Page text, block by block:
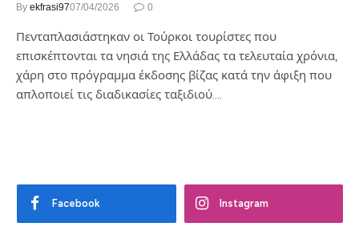
By ekfrasi9707/04/2026 0
Πενταπλασιάστηκαν οι Τούρκοι τουρίστες που
επισκέπτονται τα νησιά της Ελλάδας τα τελευταία χρόνια,
χάρη στο πρόγραμμα έκδοσης βίζας κατά την άφιξη που
απλοποιεί τις διαδικασίες ταξιδιού.…
Facebook Instagram